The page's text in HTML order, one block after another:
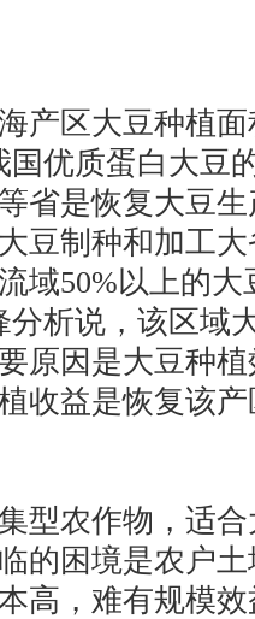
区大豆种植面
国优质蛋白大豆
省是恢复大豆
豆制种和加工
域50%以上的
分析说，该区域
原因是大豆种
收益是恢复该
农作物，适合
的困境是农户
高，难有规模